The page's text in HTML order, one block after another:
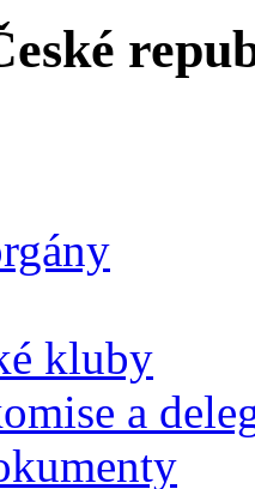
kluby
a